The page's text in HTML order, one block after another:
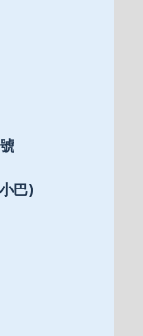
巴)